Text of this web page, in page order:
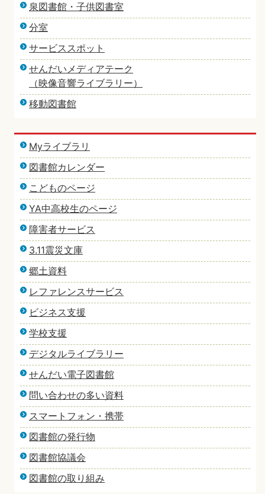
泉図書館・子供図書室
分室
サービススポット
せんだいメディアテーク
（映像音響ライブラリー）
移動図書館
Myライブラリ
図書館カレンダー
こどものページ
YA中高校生のページ
障害者サービス
3.11震災文庫
郷土資料
レファレンスサービス
ビジネス支援
学校支援
デジタルライブラリー
せんだい電子図書館
問い合わせの多い資料
スマートフォン・携帯
図書館の発行物
図書館協議会
図書館の取り組み